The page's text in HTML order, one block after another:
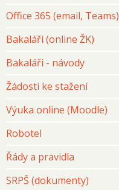
Office 365 (email, Teams)
Bakaláři (online ŽK)
Bakaláři - návody
Žádosti ke stažení
Výuka online (Moodle)
Robotel
Řády a pravidla
SRPŠ (dokumenty)